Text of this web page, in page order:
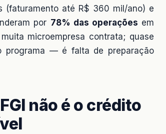
(faturamento até R$ 360 mil/ano) e
por 78% das operações em
microempresa contrata; quase
programa — é falta de preparação
não é o crédito